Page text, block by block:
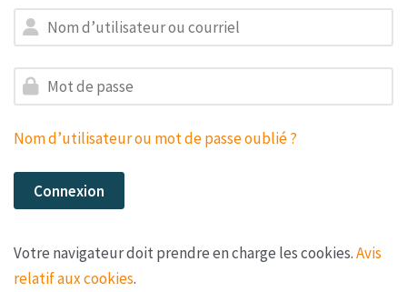
Nom d’utilisateur ou courriel
Mot de passe
Nom d’utilisateur ou mot de passe oublié ?
Connexion
Votre navigateur doit prendre en charge les cookies.Avis
relatif aux cookies.